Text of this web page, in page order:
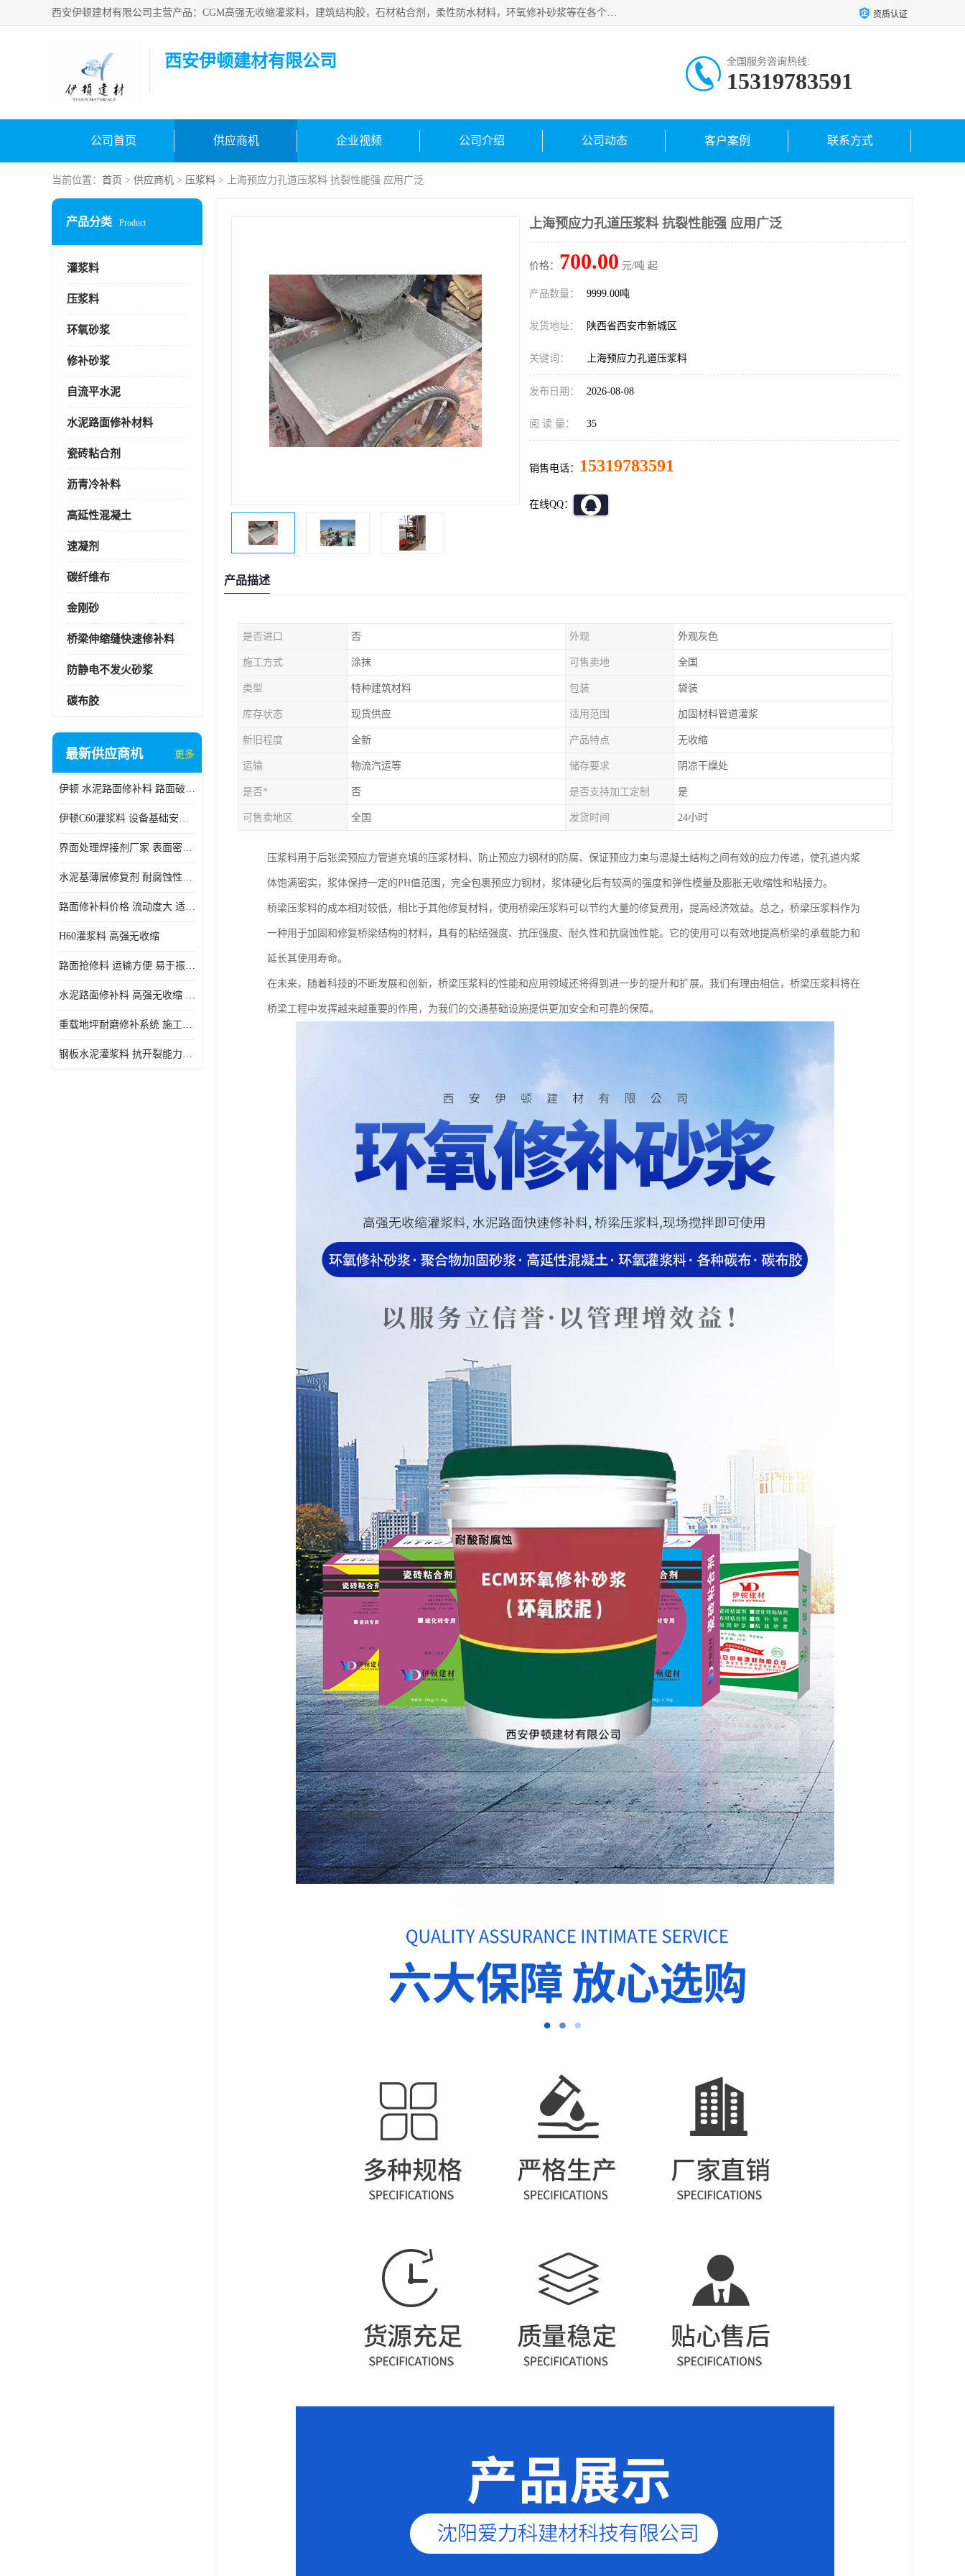
西安伊顿建材有限公司主营产品：CGM高强无收缩灌浆料，建筑结构胶，石材粘合剂，柔性防水材料，环氧修补砂浆等在各个行业得到了客户认可。 资质认证
西安伊顿建材有限公司 全国服务咨询热线:
15319783591
公司首页 供应商机 企业视频 公司介绍 公司动态 客户案例 联系方式
当前位置： 首页 > 供应商机 > 压浆料 > 上海预应力孔道压浆料 抗裂性能强 应用广泛
产品分类 Product
灌浆料
压浆料
环氧砂浆
修补砂浆
自流平水泥
水泥路面修补材料
瓷砖粘合剂
沥青冷补料
高延性混凝土
速凝剂
碳纤维布
金刚砂
桥梁伸缩缝快速修补料
防静电不发火砂浆
碳布胶
最新供应商机 更多
伊顿 水泥路面修补料 路面破损起皮快速修补 2小时通车
伊顿C60灌浆料 设备基础安装 梁柱改造加固二次灌浆料
界面处理焊接剂厂家 表面密实 良好的流动性
水泥基薄层修复剂 耐腐蚀性好 适用范围广
路面修补料价格 流动度大 适用范围广
H60灌浆料 高强无收缩
路面抢修料 运输方便 易于振捣密实
水泥路面修补料 高强无收缩 施工和易性好 强度高 韧性好
重载地坪耐磨修补系统 施工期短 易于振捣密实
钢板水泥灌浆料 抗开裂能力强 施工和易性好
上海预应力孔道压浆料 抗裂性能强 应用广泛
价格： 700.00 元/吨 起
产品数量： 9999.00吨
发货地址： 陕西省西安市新城区
关键词： 上海预应力孔道压浆料
发布日期： 2026-08-08
阅 读 量： 35
销售电话： 15319783591
在线QQ：
产品描述
是否进口 否 外观 外观灰色
施工方式 涂抹 可售卖地 全国
类型 特种建筑材料 包装 袋装
库存状态 现货供应 适用范围 加固材料管道灌浆
新旧程度 全新 产品特点 无收缩
运输 物流汽运等 储存要求 阴凉干燥处
是否* 否 是否支持加工定制 是
可售卖地区 全国 发货时间 24小时
压浆料用于后张梁预应力管道充填的压浆材料、防止预应力钢材的防腐、保证预应力束与混凝土结构之间有效的应力传递，使孔道内浆
体饱满密实，浆体保持一定的PH值范围，完全包裹预应力钢材，浆体硬化后有较高的强度和弹性模量及膨胀无收缩性和粘接力。
桥梁压浆料的成本相对较低，相比于其他修复材料，使用桥梁压浆料可以节约大量的修复费用，提高经济效益。总之，桥梁压浆料作为
一种用于加固和修复桥梁结构的材料，具有的粘结强度、抗压强度、耐久性和抗腐蚀性能。它的使用可以有效地提高桥梁的承载能力和
延长其使用寿命。
在未来，随着科技的不断发展和创新，桥梁压浆料的性能和应用领域还将得到进一步的提升和扩展。我们有理由相信，桥梁压浆料将在
桥梁工程中发挥越来越重要的作用，为我们的交通基础设施提供更加安全和可靠的保障。